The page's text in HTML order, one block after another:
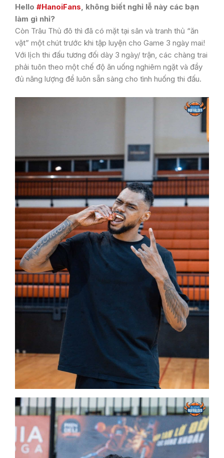
Hello #HanoiFans, không biết nghỉ lễ này các bạn
làm gì nhỉ?
Còn Trâu Thủ đô thì đã có mặt tại sân và tranh thủ “ăn
vặt” một chút trước khi tập luyện cho Game 3 ngày mai!
Với lịch thi đấu tương đối dày 3 ngày/ trận, các chàng trai
phải tuôn theo một chế độ ăn uống nghiêm ngặt và đầy
đủ năng lượng để luôn sẵn sàng cho tình huống thi đấu.